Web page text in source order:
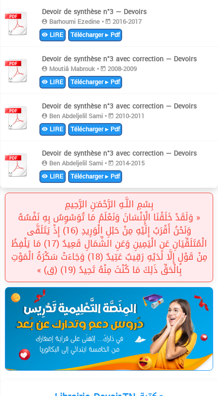
Devoir de synthèse n°3 — Devoirs
Barhoumi Ezedine •
2016-2017
LIRE Télécharger ▸ Pdf
Devoir de synthèse n°3 avec correction — Devoirs
Moutiâ Mabrouk •
2008-2009
LIRE Télécharger ▸ Pdf
Devoir de synthèse n°3 avec correction — Devoirs
Ben Abdeljelil Sami •
2010-2011
LIRE Télécharger ▸ Pdf
Devoir de synthèse n°3 avec correction — Devoirs
Ben Abdeljelil Sami •
2014-2015
LIRE Télécharger ▸ Pdf
بِسْمِ اللَّـهِ الرَّحْمَـٰنِ الرَّحِيمِ
« وَلَقَدْ خَلَقْنَا الْإِنْسَانَ وَنَعْلَمُ مَا تُوَسْوِسُ بِهِ نَفْسُهُ
وَنَحْنُ أَقْرَبُ إِلَيْهِ مِنْ حَبْلِ الْوَرِيدِ (16) إِذْ يَتَلَقَّى
الْمُتَلَقِّيَانِ عَنِ الْيَمِينِ وَعَنِ الشِّمَالِ قَعِيدٌ (17) مَا يَلْفِظُ
مِنْ قَوْلٍ إِلَّا لَدَيْهِ رَقِيبٌ عَتِيدٌ (18) وَجَاءَتْ سَكْرَةُ الْمَوْتِ
بِالْحَقِّ ذَلِكَ مَا كُنْتَ مِنْهُ تَحِيدُ (19) (ق) »